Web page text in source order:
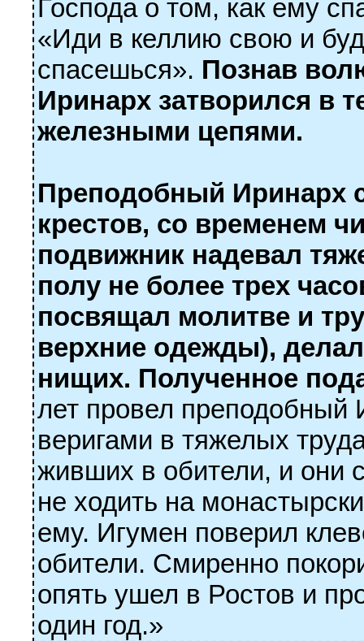
Господа о том, как ему
«Иди в келлию свою и
спасешься». Познав
Иринарх затворился в
железными цепями.
Преподобный Иринарх
крестов, со време­нем
подвижник надевал
полу не более трех
посвящал молитве и
верхние одежды),
нищих. Полученное
лет про­вел
веригами в тяжелых
живших в обители, и они
не ходить на
ему. Игумен поверил
обители. Смиренно
опять ушел в Ростов и
один год.»